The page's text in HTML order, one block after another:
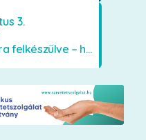
3.
A hőségriadóra felkészülve – hűsítő fejlesztések a Szent Lajos Otthonban